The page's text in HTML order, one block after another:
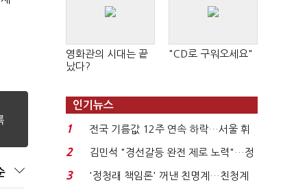
영화관의 시대는 끝
났다?
"CD로 구워오세요"
인기뉴스
1
전국 기름값 12주 연속 하락…서울 휘
발윳값 1909원...
2
김민석 "경선갈등 완전 제로 노력"…정
청래 "반명 공세 사...
3
'정청래 책임론' 꺼낸 친명계…친청계